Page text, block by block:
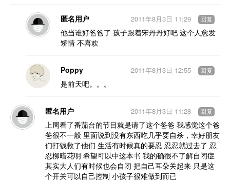
匿名用户
他当谁好爸爸了 孩子跟着宋丹丹好吧 这个人愈发
矫情 不喜欢
2011年8月3日 11:29 回复
Poppy
是前天吧。。。
2011年8月3日 12:55 回复
匿名用户
上周看了番茄台的节目就是请了这个爸爸 我感觉这个爸
爸很不一般 里面说到没有东西吃几乎要自杀，幸好朋友
们打钱救了他们 生活有时候真的要忍 忍忍就过去了 忍
忍柳暗花明 希望可以中这本书 我的确很不了解自闭症
其实大人们有时候也会自闭 把自己耳朵关起来 只是这
个开关可以自己控制 小孩子很难做到而已
2011年8月3日 11:28 回复